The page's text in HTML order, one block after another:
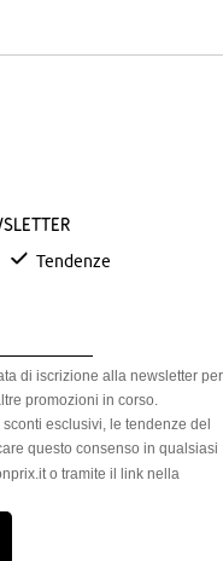
Tendenze
di iscrizione alla newsletter per
promozioni in corso.
esclusivi, le tendenze del
questo consenso in qualsiasi
o tramite il link nella